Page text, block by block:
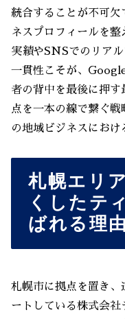
統合することが不可
ネスプロフィールを
実績やSNSでのリア
一貫性こそが、
者の背中を最後に押
点を一本の線で繋ぐ
の地域ビジネスにおけ
札幌エリ
くしたテ
ばれる理由
札幌市に拠点を置き、
ートしている株式会